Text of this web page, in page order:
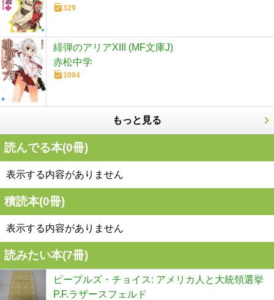
329
緋弾のアリアXIII (MF文庫J)
赤松中学
1094
もっと見る
読んでる本(0冊)
表示する内容がありません
積読本(0冊)
表示する内容がありません
読みたい本(7冊)
ピープルズ・チョイス: アメリカ人と大統領選挙
P.F.ラザースフェルド